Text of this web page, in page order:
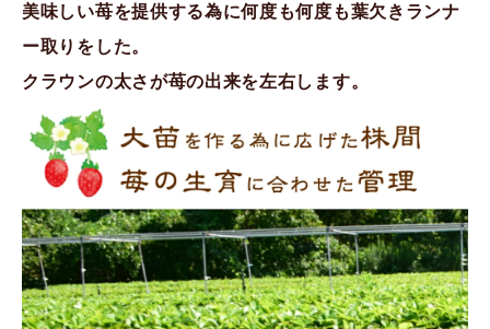
美味しい苺を提供する為に何度も何度も葉欠きランナ
ー取りをした。
クラウンの太さが苺の出来を左右します。